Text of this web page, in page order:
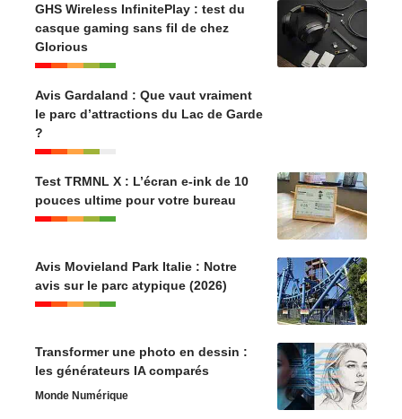
GHS Wireless InfinitePlay : test du
casque gaming sans fil de chez
Glorious
Avis Gardaland : Que vaut vraiment
le parc d’attractions du Lac de Garde
?
Test TRMNL X : L’écran e-ink de 10
pouces ultime pour votre bureau
Avis Movieland Park Italie : Notre
avis sur le parc atypique (2026)
Transformer une photo en dessin :
les générateurs IA comparés
Monde Numérique